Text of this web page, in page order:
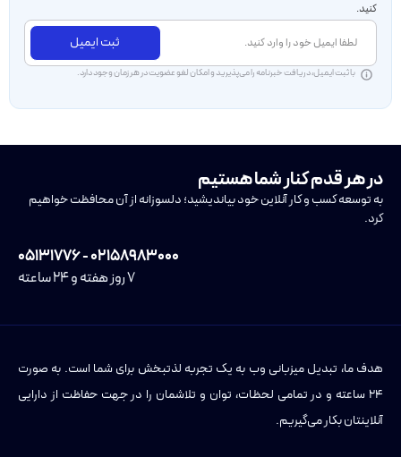
کنید.
ثبت ایمیل
با ثبت ایمیل، دریافت خبرنامه را می‌پذیرید و امکان لغو عضویت در هر زمان وجود دارد.
در هر قدم کنار شما هستیم
به توسعه کسب و کار آنلاین خود بیاندیشید؛ دلسوزانه از آن محافظت خواهیم
کرد.
۰۲۱۵۸۹۸۳۰۰۰ - ۰۵۱۳۱۷۷۶
۷ روز هفته و ۲۴ ساعته
هدف ما، تبدیل میزبانی وب به یک تجربه لذتبخش برای شما است. به صورت
۲۴ ساعته و در تمامی لحظات، توان و تلاشمان را در جهت حفاظت از دارایی
آنلاینتان بکار می‌گیریم.